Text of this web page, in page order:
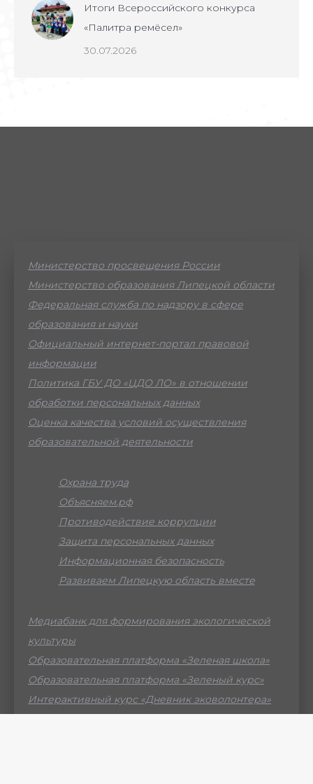
Итоги Всероссийского конкурса
«Палитра ремёсел»
30.07.2026
Министерство просвещения России
Министерство образования Липецкой области
Федеральная служба по надзору в сфере
образования и науки
Официальный интернет-портал правовой
информации
Политика ГБУ ДО «ЦДО ЛО» в отношении
обработки персональных данных
Оценка качества условий осуществления
образовательной деятельности
Охрана труда
Объясняем.рф
Противодействие коррупции
Защита персональных данных
Информационная безопасность
Развиваем Липецкую область вместе
Медиабанк для формирования экологической
культуры
Образовательная платформа «Зеленая школа»
Образовательная платформа «Зеленый курс»
Интерактивный курс «Дневник эковолонтера»